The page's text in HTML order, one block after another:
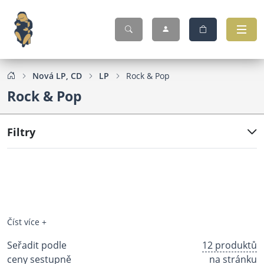
Nová LP, CD LP Rock & Pop
Rock & Pop
Filtry
Číst více +
Seřadit podle
ceny sestupně
12 produktů
na stránku